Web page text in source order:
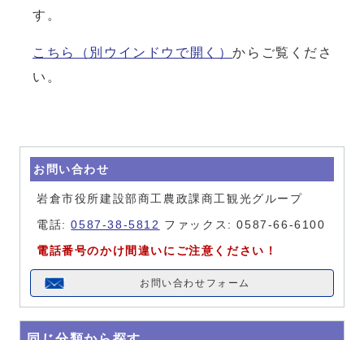
す。
こちら （別ウインドウで開く）からご覧くださ
い。
お問い合わせ
岩倉市役所建設部商工農政課商工観光グループ
電話:0587-38-5812 ファックス: 0587-66-6100
電話番号のかけ間違いにご注意ください！
お問い合わせフォーム